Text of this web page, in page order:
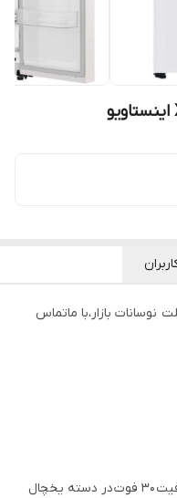
بازار،با ماتماس
یخچال ال جی مدل X257 با رنگ سفید و ظرفیت 30 فوت در دسته یخچال